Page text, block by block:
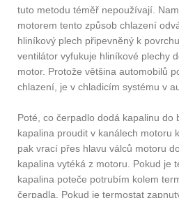
tuto metodu téměř nepoužívají.
motorem tento způsob chlazení
hliníkový plech připevněný k
ventilátor vyfukuje hliníkové plechy
motor. Protože většina automobilů
chlazení, je v chladicím systému v
Poté, co čerpadlo dodá kapalinu do
kapalina proudit v kanálech motoru
pak vrací přes hlavu válců motoru
kapalina vytéká z motoru. Pokud je
kapalina poteče potrubím kolem
čerpadla. Pokud je termostat